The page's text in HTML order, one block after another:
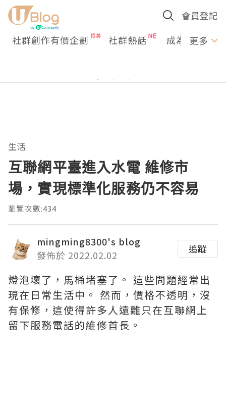
會員登記
社群創作有價企劃 社群熱話 成為U更多
生活
互聯網平臺進入水電 維修市
場，實現標準化服務仍不容易
瀏覽次數:434
mingming8300's blog
發佈於 2022.02.02
追蹤
燈泡壞了，馬桶堵塞了。 這些問題經常出
現在日常生活中。 然而，價格不透明，沒
有保修，這使得許多人遠離只在互聯網上
留下服務電話的維修首長。